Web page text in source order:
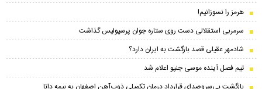
هرمز را نسوزانیم!
سرمربی استقلالی دست روی ستاره جوان پرسپولیس گذاشت
شادمهر عقیلی قصد بازگشت به ایران دارد؟
تیم فصل آینده موسی جنپو اعلام شد
بازگشت بی‌سروصدای قرارداد درمان تکمیلی ذوب‌آهن اصفهان به بیمه دانا